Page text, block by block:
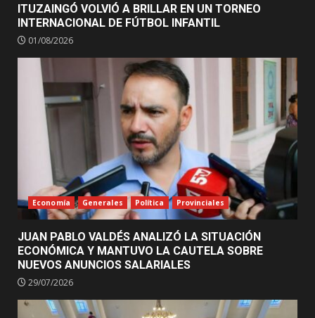
ITUZAINGÓ VOLVIÓ A BRILLAR EN UN TORNEO
INTERNACIONAL DE FÚTBOL INFANTIL
01/08/2026
Economía Generales Política Provinciales
JUAN PABLO VALDÉS ANALIZÓ LA SITUACIÓN
ECONÓMICA Y MANTUVO LA CAUTELA SOBRE
NUEVOS ANUNCIOS SALARIALES
29/07/2026